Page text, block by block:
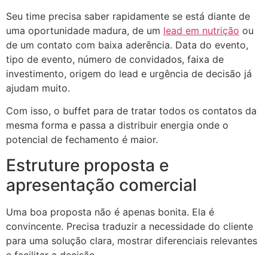
Seu time precisa saber rapidamente se está diante de
uma oportunidade madura, de um lead em nutrição ou
de um contato com baixa aderência. Data do evento,
tipo de evento, número de convidados, faixa de
investimento, origem do lead e urgência de decisão já
ajudam muito.
Com isso, o buffet para de tratar todos os contatos da
mesma forma e passa a distribuir energia onde o
potencial de fechamento é maior.
Estruture proposta e
apresentação comercial
Uma boa proposta não é apenas bonita. Ela é
convincente. Precisa traduzir a necessidade do cliente
para uma solução clara, mostrar diferenciais relevantes